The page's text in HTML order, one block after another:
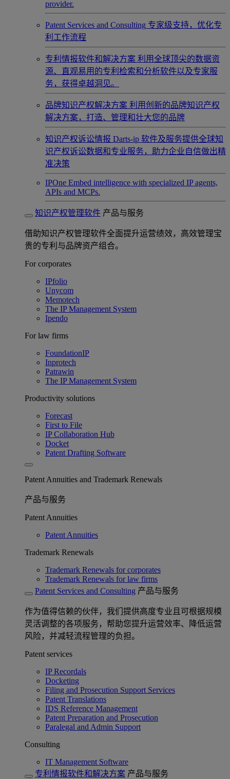
provider.
Patent Services and Consulting 专家级支持，优化专
利工作流程
专利情报软件和解决方案 利用全球顶尖的数据资
源、直观易用的专利检索和分析软件以及专家服
务，获得卓越洞见。
品牌知识产权解决方案 利用创新的品牌知识产权
解决方案，打造、管理和壮大您的品牌
知识产权诉讼情报 Darts-ip 软件及服务提供全球知
识产权诉讼数据和专业服务，助力企业自信做出精
准决策
IPOne Embed intelligence with specialized IP agents,
APIs and MCPs.
知识产权管理软件 产品与服务
借助知识产权管理软件全面提升运营绩效，高效管理宝
贵的专利与品牌资产组合。
For corporates
IPfolio
Unycom
Memotech
The IP Management System
Ipendo
For law firms
FoundationIP
Inprotech
Patrawin
The IP Management System
Productivity solutions
Forecast
First to File
IP Collaboration Hub
Docket
Patent Drafting Software
Patent Annuities and Trademark Renewals
产品与服务
Patent Annuities
Patent Annuities
Trademark Renewals
Trademark Renewals for corporates
Trademark Renewals for law firms
Patent Services and Consulting 产品与服务
作为值得信赖的伙伴，我们提供高度专业且可根据规模
灵活调整的各项服务，帮助您提升运营效率、降低运营
风险，并减轻流程管理的负担。
Patent services
IP Recordals
Docketing
Filing and Prosecution Support Services
Patent Translations
IDS Reference Management
Patent Preparation and Prosecution
Paralegal and Admin Support
Consulting
IT Management Software
专利情报软件和解决方案 产品与服务